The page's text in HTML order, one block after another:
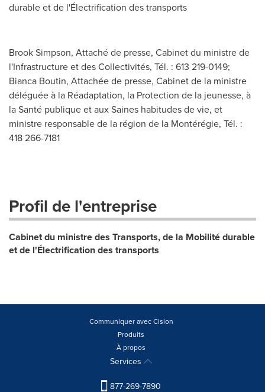
durable et de l'Électrification des transports
Brook Simpson, Attaché de presse, Cabinet du ministre de
l'Infrastructure et des Collectivités, Tél. : 613 219-0149;
Bianca Boutin, Attachée de presse, Cabinet de la ministre
déléguée à la Réadaptation, la Protection de la jeunesse, à
la Santé publique et aux Saines habitudes de vie, et
ministre responsable de la région de la Montérégie, Tél. :
418 266-7181
Profil de l'entreprise
Cabinet du ministre des Transports, de la Mobilité durable
et de l'Électrification des transports
Communiquer avec Cision
Produits
À propos
Services
877-269-7890